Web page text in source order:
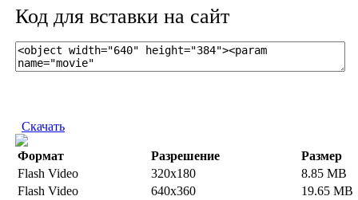
Код для вставки на сайт
Скачать
Формат Разрешение
Размер
Flash Video
320x180
8.85 MB
Flash Video
640x360
19.65 MB